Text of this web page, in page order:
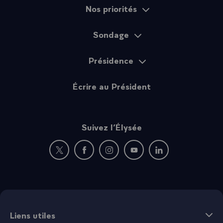
Nos priorités
Sondage
Présidence
Écrire au Président
Suivez l’Élysée
Nouvelle fenêtre : rejoignez-nous sur Twitter
Nouvelle fenêtre : rejoignez-nous sur
Nouvelle fenêtre : rejoignez-nous
Nouvelle fenêtre :
Nouvelle fenêtre :
Liens utiles